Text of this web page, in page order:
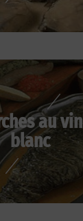
au vin
blanc